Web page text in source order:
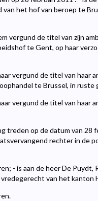
het hof van beroep te
vergund de titel van zijn
te Gent, op haar
vergund de titel van haar
te Brussel, in ruste
vergund de titel van haar
treden op de datum van 28
rechter in de
- is aan de heer De Puydt,
van het kanton